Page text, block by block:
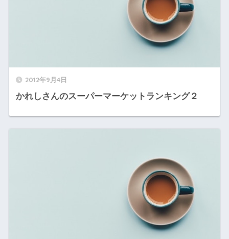
2012年9月4日
かれしさんのスーパーマーケットランキング２